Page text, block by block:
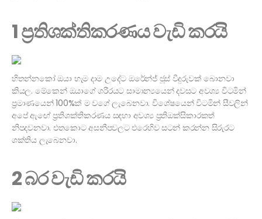
1 ප්‍රතිශක්තිකරණය වැඩි කරයි
හිතන්නකෝ ඔයා හැම දාම උදේට ඔරේන්ජ් ජූස් වීදුරුවක් බොනවා
කියල. මේකෙන් ඔයාගේ ශරීරයට සාමාන්‍යයෙන් දවසට අවශ්‍ය විටමින්
ප්‍රමාණයෙන් 100%ක් ම වගේ ලැබෙනවා. විශේෂයෙන් විටමින් සීවලින්
අපේ ඇඟේ ප්‍රතිශක්තිකරණය සඳහා අවශ්‍ය ප්‍රතිඔක්සිකාරකත්
නිපදවනවා. එතකොට අසනීපවලට එරෙහිව සටන් කරන්න සිරුරට
ශක්තිය ලැබෙනවා.
2 බර වැඩි කරයි